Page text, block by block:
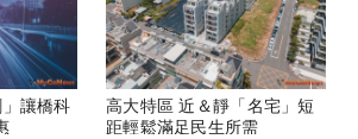
讓橋科
高大特區 近＆靜「名宅」短
距輕鬆滿足民生所需